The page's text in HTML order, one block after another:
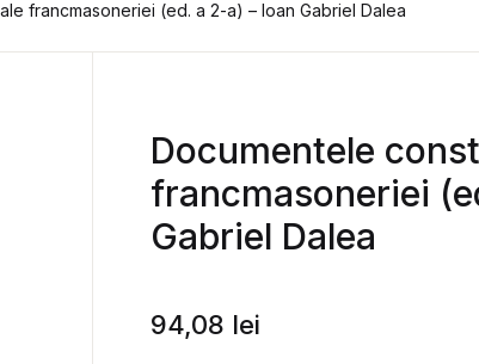
francmasoneriei (ed. a 2-a) – Ioan Gabriel Dalea
Documentele
francmasoneriei
Gabriel Dalea
94,08 lei